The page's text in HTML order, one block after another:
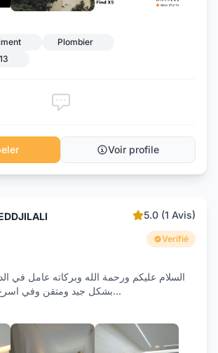
Plombier
Voir profile
5.0 (1 Avis)
Verifié
السلام عليكم ورحمة الله وبركاته عامل في
بشكل جيد ومتقن وفي اسرع...